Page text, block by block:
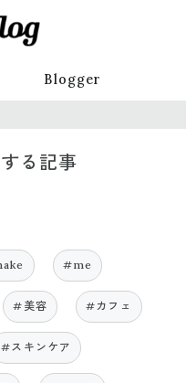
Blogger
る記事
#me
#美容 #カフェ
#スキンケア